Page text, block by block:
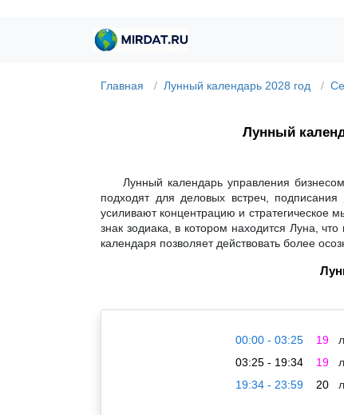
Главная Лунный календарь 2028 год
Лунный
Лунный календарь управления
подходят для деловых встреч,
усиливают концентрацию и стратегическое
знак зодиака, в котором находится Луна,
календаря позволяет действовать более
00:00 - 03:25 19
03:25 - 19:34
19
19:34 - 23:59
20